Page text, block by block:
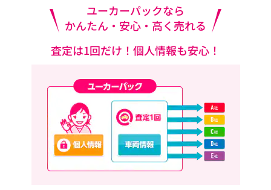
ユーカーパックなら
かんたん・安心・高く売れる
査定は1回だけ！個人情報も安心！